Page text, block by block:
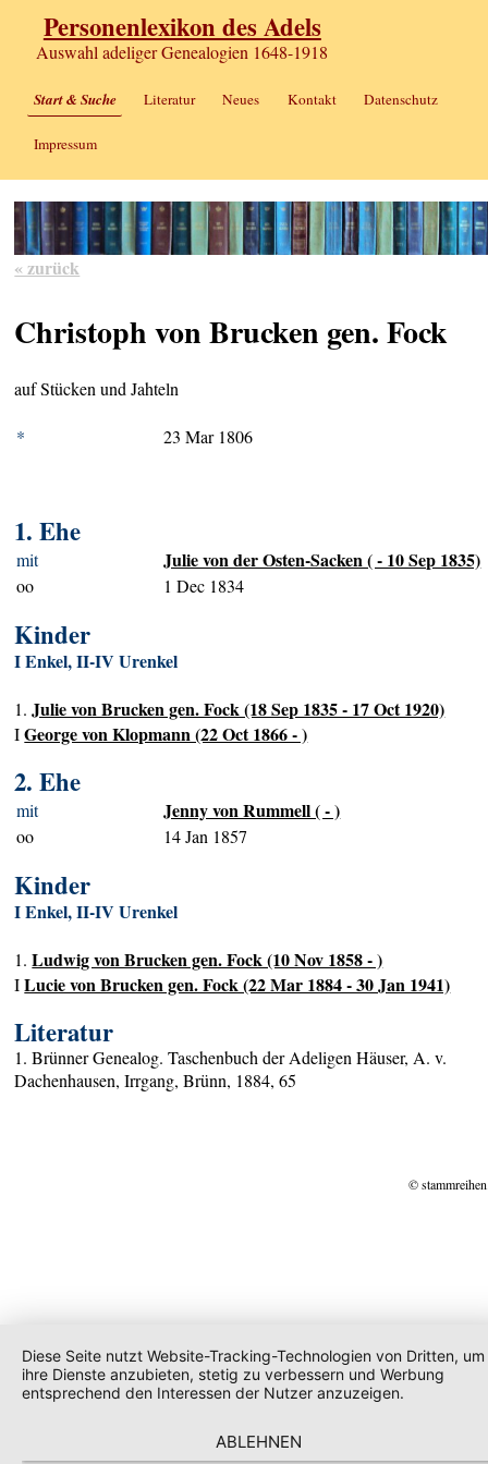
Personenlexikon des Adels
Auswahl adeliger Genealogien 1648-1918
Start & Suche Literatur Neues Kontakt Datenschutz
Impressum
« zurück
Christoph von Brucken gen. Fock
auf Stücken und Jahteln
* 23 Mar 1806
1. Ehe
mit Julie von der Osten-Sacken ( - 10 Sep 1835)
oo 1 Dec 1834
Kinder
I Enkel, II-IV Urenkel
1.Julie von Brucken gen. Fock (18 Sep 1835 - 17 Oct 1920)
IGeorge von Klopmann (22 Oct 1866 - )
2. Ehe
mit Jenny von Rummell ( - )
oo 14 Jan 1857
Kinder
I Enkel, II-IV Urenkel
1.Ludwig von Brucken gen. Fock (10 Nov 1858 - )
ILucie von Brucken gen. Fock (22 Mar 1884 - 30 Jan 1941)
Literatur
1. Brünner Genealog. Taschenbuch der Adeligen Häuser, A. v.
Dachenhausen, Irrgang, Brünn, 1884, 65
©
Diese Seite nutzt Website-Tracking-Technologien von Dritten, um
ihre Dienste anzubieten, stetig zu verbessern und Werbung
entsprechend den Interessen der Nutzer anzuzeigen.
ABLEHNEN